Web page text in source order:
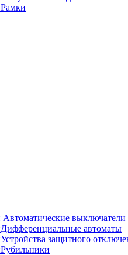
Рамки
Автоматические выключатели
Дифференциальные автоматы
Устройства защитного
Рубильники